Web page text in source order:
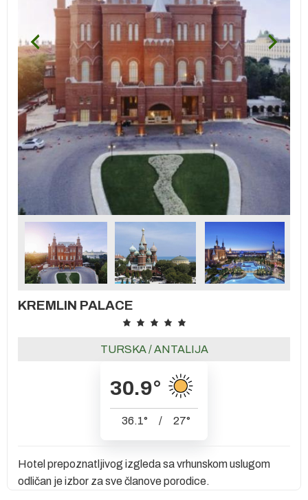
KREMLIN PALACE
TURSKA/ANTALIJA
30.9°
36.1° / 27°
Hotel prepoznatljivog izgleda sa vrhunskom uslugom
odličan je izbor za sve članove porodice.